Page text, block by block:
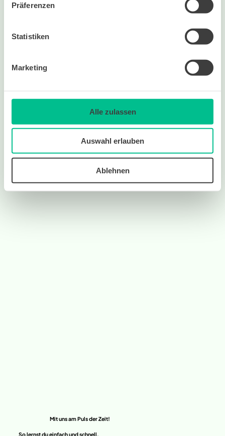
Präferenzen
Statistiken
Marketing
Alle zulassen
Auswahl erlauben
Ablehnen
​Mit uns am Puls der Zeit!
So lernst du einfach und schnell.